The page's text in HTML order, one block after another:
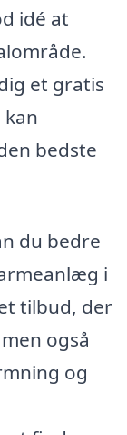
idé at
et gratis
bedste
du bedre
i
tilbud, der
også
og